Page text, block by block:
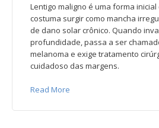
Lentigo maligno é uma forma
costuma surgir como mancha
de dano solar crônico. Quando
profundidade, passa a ser
melanoma e exige tratamento
cuidadoso das margens.
Read More